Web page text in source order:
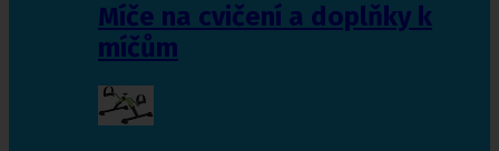
Míče na cvičení a doplňky k
míčům